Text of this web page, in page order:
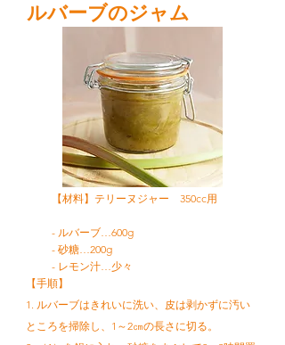
ルバーブのジャム
【材料】テリーヌジャー 350cc用
- ルバーブ…600g
- 砂糖…200g
- レモン汁…少々
【手順】
1. ルバーブはきれいに洗い、皮は剥かずに汚い
ところを掃除し、1～2㎝の長さに切る。